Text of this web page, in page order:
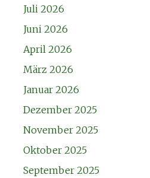
Juli 2026
Juni 2026
April 2026
März 2026
Januar 2026
Dezember 2025
November 2025
Oktober 2025
September 2025